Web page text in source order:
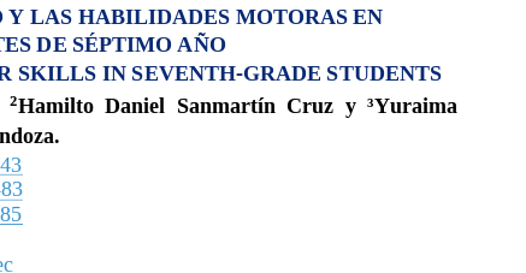
LAS HABILIDADES MOTORAS EN
DE SÉPTIMO AÑO
IN SEVENTH-GRADE STUDENTS
²Hamilto Daniel Sanmartín Cruz y ³Yuraima